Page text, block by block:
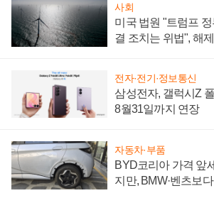
사회
미국 법원 "트럼프
결 조치는 위법", 해
전자·전기·정보통신
삼성전자, 갤럭시Z
8월31일까지 연장
자동차·부품
BYD코리아 가격 앞
지만, BMW·벤츠보